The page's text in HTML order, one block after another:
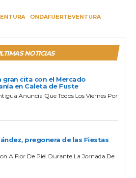
ONDAFUERTEVENTURA
NOTICIAS
gran cita con el Mercado
en Caleta de Fuste
Anuncia Que Todos Los Viernes Por
pregonera de las Fiestas
A Flor De Piel Durante La Jornada De